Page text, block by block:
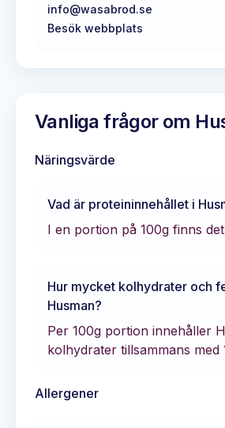
info@wasabrod.se
Besök webbplats
Vanliga frågor om
Näringsvärde
Vad är proteininnehållet i
I en portion på 100g finns det
Hur mycket kolhydrater och
Husman?
Per 100g portion innehåller
kolhydrater tillsammans med
Allergener